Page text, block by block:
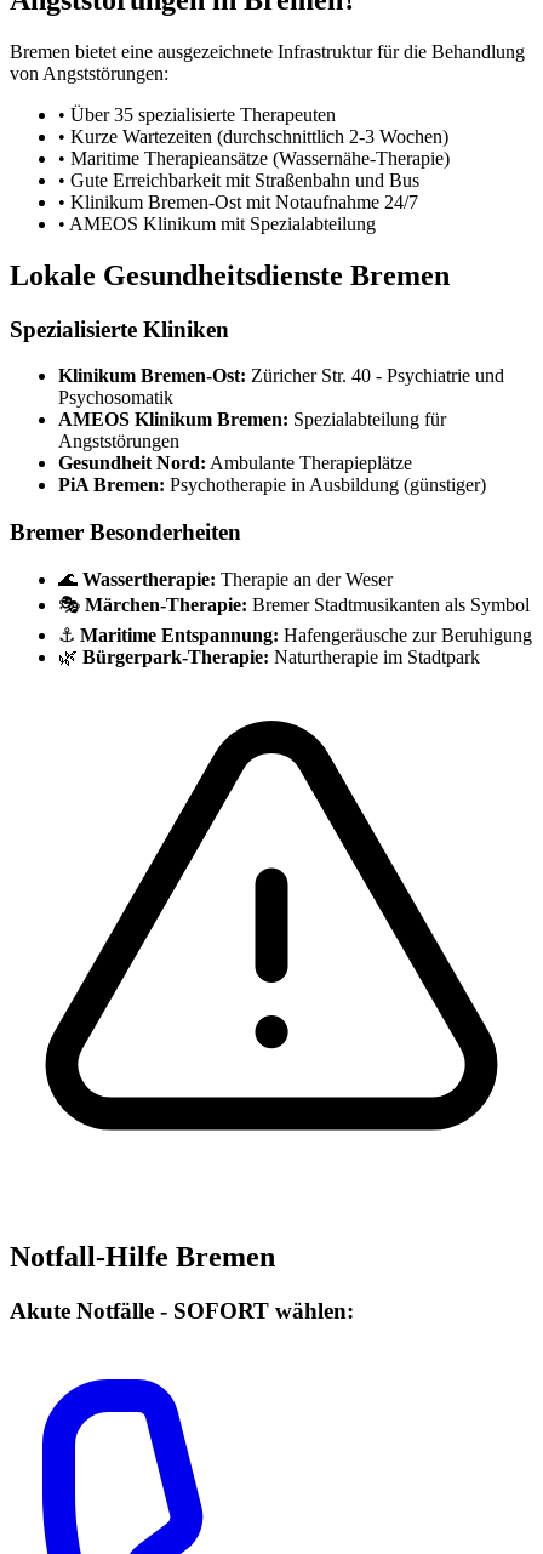
Bremen bietet eine ausgezeichnete Infrastruktur für die Behandlung
von Angststörungen:
• Über 35 spezialisierte Therapeuten
• Kurze Wartezeiten (durchschnittlich 2-3 Wochen)
• Maritime Therapieansätze (Wassernähe-Therapie)
• Gute Erreichbarkeit mit Straßenbahn und Bus
• Klinikum Bremen-Ost mit Notaufnahme 24/7
• AMEOS Klinikum mit Spezialabteilung
Lokale Gesundheitsdienste Bremen
Spezialisierte Kliniken
Klinikum Bremen-Ost: Züricher Str. 40 - Psychiatrie und
Psychosomatik
AMEOS Klinikum Bremen: Spezialabteilung für
Angststörungen
Gesundheit Nord: Ambulante Therapieplätze
PiA Bremen: Psychotherapie in Ausbildung (günstiger)
Bremer Besonderheiten
🌊 Wassertherapie: Therapie an der Weser
🎭 Märchen-Therapie: Bremer Stadtmusikanten als Symbol
⚓ Maritime Entspannung: Hafengeräusche zur Beruhigung
🌿 Bürgerpark-Therapie: Naturtherapie im Stadtpark
Notfall-Hilfe Bremen
Akute Notfälle - SOFORT wählen: